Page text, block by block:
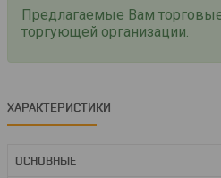
Предлагаемые Вам
торгующей организации.
ХАРАКТЕРИСТИКИ
ОСНОВНЫЕ